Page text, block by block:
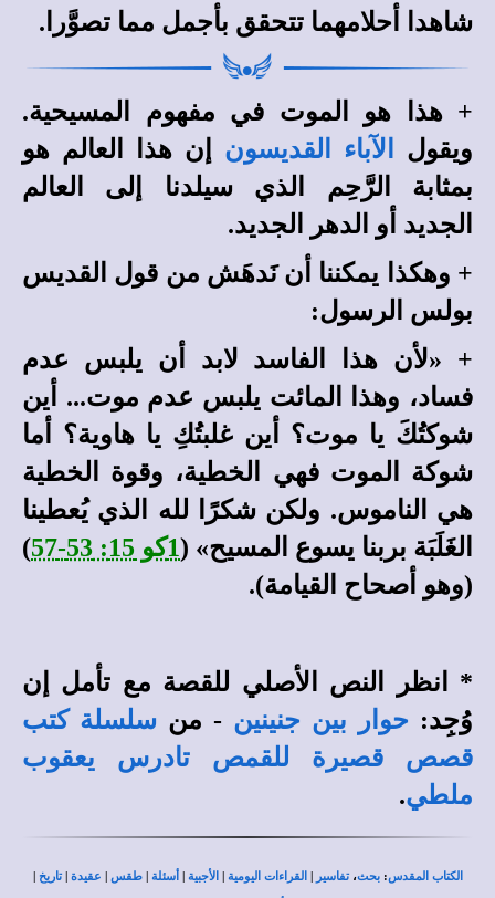
شاهدا أحلامهما تتحقق بأجمل مما تصوَّرا.
+ هذا هو الموت في مفهوم المسيحية.
ويقول
الآباء القديسون إن هذا العالم هو
بمثابة الرَّحِم الذي سيلدنا إلى العالم
الجديد أو الدهر الجديد.
+ وهكذا يمكننا أن نَدهَش من قول القديس
بولس الرسول:
+ «لأن هذا الفاسد لابد أن يلبس عدم
فساد، وهذا المائت يلبس عدم موت... أين
شوكتُكَ يا موت؟ أين غلبتُكِ يا هاوية؟ أما
شوكة الموت فهي الخطية، وقوة الخطية
هي الناموس. ولكن شكرًا لله الذي يُعطينا
الغَلَبَة بربنا يسوع المسيح» (1كو 15: 53-57
)
(وهو أصحاح القيامة).
* انظر النص الأصلي للقصة مع تأمل إن
وُجِد: حوار بين جنينين - من سلسلة كتب
قصص قصيرة للقمص تادرس يعقوب
ملطي.
الكتاب المقدس:بحث،تفاسير القراءات اليومية الأجبية أسئلة |طقس عقيدة |تاريخ